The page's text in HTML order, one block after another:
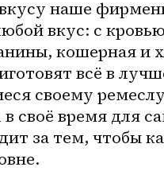
наше
вкус: с
кошерная и
всё в
своему
своё время для
за тем, чтобы